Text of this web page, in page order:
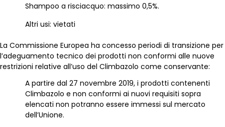
Shampoo a risciacquo: massimo 0,5%.
Altri usi: vietati
La Commissione Europea ha concesso periodi di transizione per
l’adeguamento tecnico dei prodotti non conformi alle nuove
restrizioni relative all’uso del Climbazolo come conservante:
A partire dal 27 novembre 2019, i prodotti contenenti
Climbazolo e non conformi ai nuovi requisiti sopra
elencati non potranno essere immessi sul mercato
dell’Unione.